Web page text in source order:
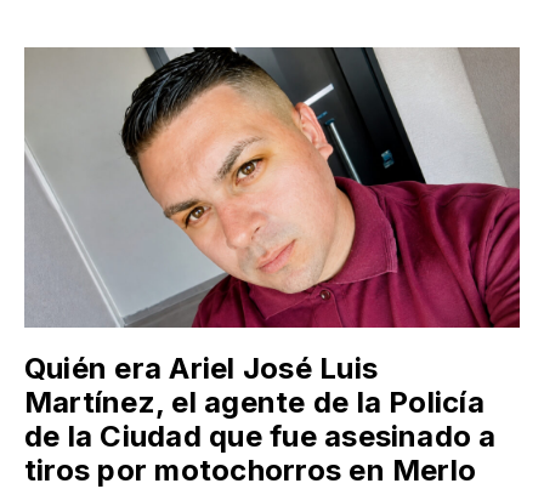
Quién era Ariel José Luis
Martínez, el agente de la Policía
de la Ciudad que fue asesinado a
tiros por motochorros en Merlo